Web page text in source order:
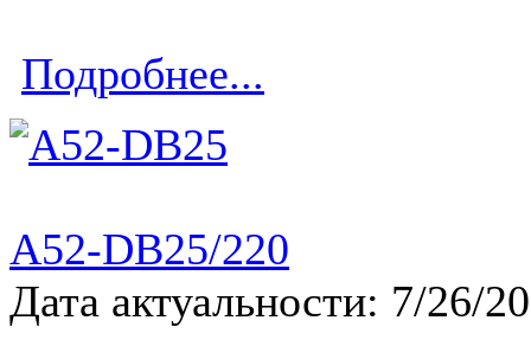
Подробнее...
A52-DB25/220
Дата актуальности: 7/26/